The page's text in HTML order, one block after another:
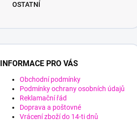
OSTATNÍ
INFORMACE PRO VÁS
Obchodní podmínky
Podmínky ochrany osobních údajů
Reklamační řád
Doprava a poštovné
Vrácení zboží do 14-ti dnů